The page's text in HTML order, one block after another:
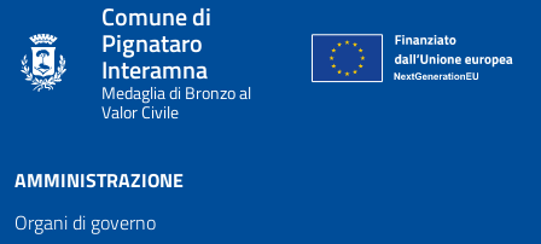
Comune di
Pignataro
Interamna
Medaglia di Bronzo al
Valor Civile
AMMINISTRAZIONE
Organi di governo